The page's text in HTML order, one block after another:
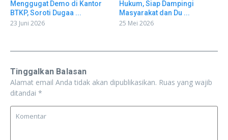
Menggugat Demo di Kantor
BTKP, Soroti Dugaa ...
23 Juni 2026
Hukum, Siap Dampingi
Masyarakat dan Du ...
25 Mei 2026
Tinggalkan Balasan
Alamat email Anda tidak akan dipublikasikan. Ruas yang wajib
ditandai *